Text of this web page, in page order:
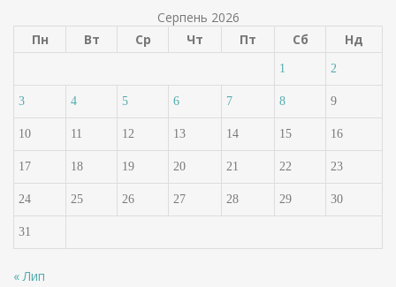
Серпень 2026
Пн
Вт Ср Чт Пт Сб Нд
1 2
3 4 5 6 7 8 9
10 11 12 13 14 15 16
17 18 19 20 21 22 23
24 25 26 27 28 29 30
31
« Лип